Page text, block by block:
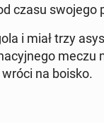
czasu swojego
i miał trzy
meczu
na boisko.